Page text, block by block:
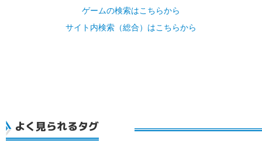
ゲームの検索はこちらから
サイト内検索（総合）はこちらから
よく見られるタグ